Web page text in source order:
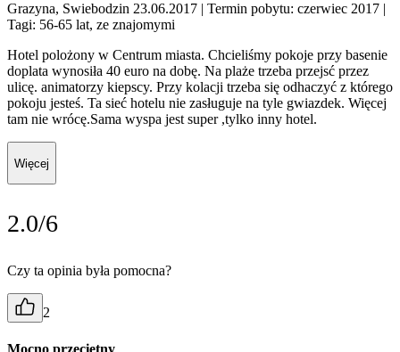
Grazyna, Swiebodzin 23.06.2017 | Termin pobytu: czerwiec 2017
Tagi: 56-65 lat, ze znajomymi
Hotel polożony w Centrum miasta. Chcieliśmy pokoje przy basenie
doplata wynosiła 40 euro na dobę. Na plaże trzeba przejsć przez
ulicę. animatorzy kiepscy. Przy kolacji trzeba się odhaczyć z którego
pokoju jesteś. Ta sieć hotelu nie zasługuje na tyle gwiazdek. Więcej
tam nie wrócę.Sama wyspa jest super ,tylko inny hotel.
Więcej
2.0/6
Czy ta opinia była pomocna?
2